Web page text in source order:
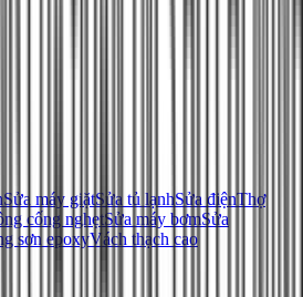
Sửa máy giặtSửa tủ lạnhSửa điệnThợ
cống nghẹtSửa máy bơmSửa
sơn epoxyVách thạch cao